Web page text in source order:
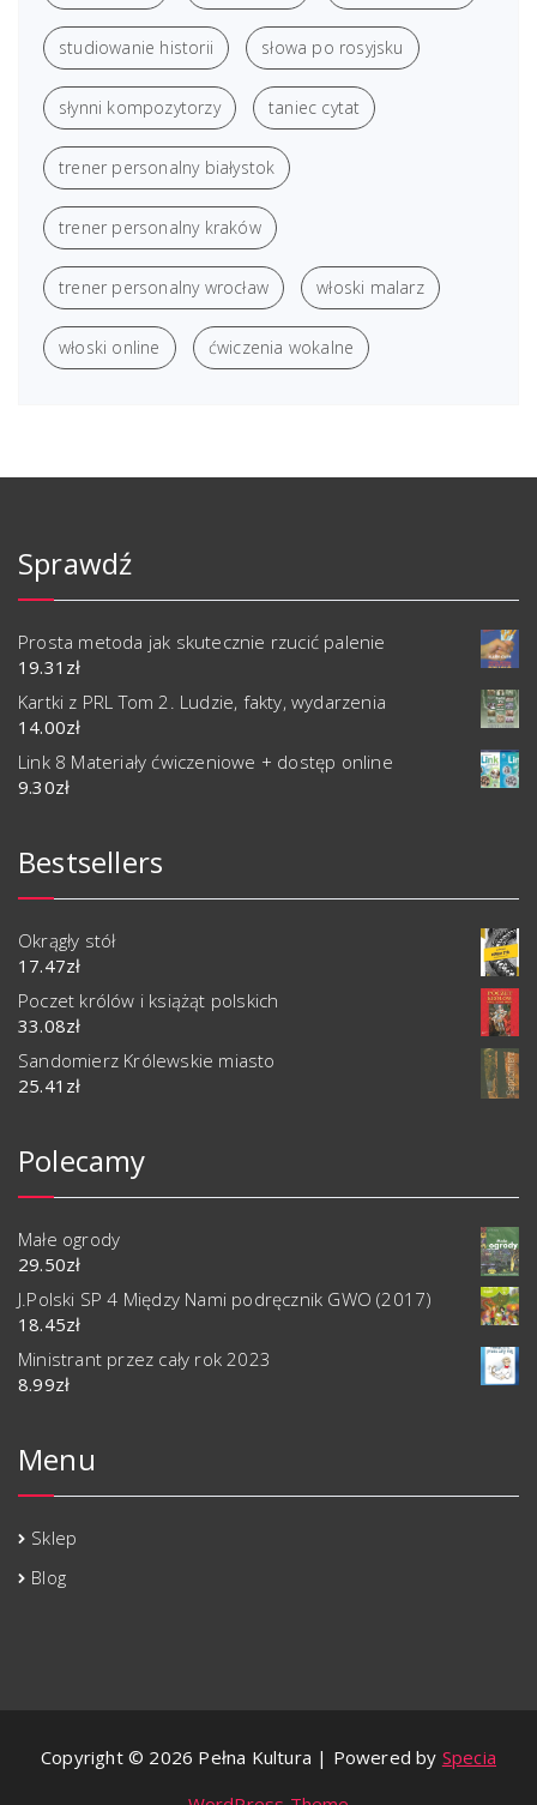
studiowanie historii słowa po rosyjsku
słynni kompozytorzy taniec cytat
trener personalny białystok
trener personalny kraków
trener personalny wrocław włoski malarz
włoski online ćwiczenia wokalne
Sprawdź
Prosta metoda jak skutecznie rzucić palenie
19.31 zł
Kartki z PRL Tom 2. Ludzie, fakty, wydarzenia
14.00zł
Link 8 Materiały ćwiczeniowe + dostęp online
9.30zł
Bestsellers
Okrągły stół
17.47zł
Poczet królów i książąt polskich
33.08zł
Sandomierz Królewskie miasto
25.41 zł
Polecamy
Małe ogrody
29.50zł
J.Polski SP 4 Między Nami podręcznik GWO (2017)
18.45zł
Ministrant przez cały rok 2023
8.99zł
Menu
Sklep
Blog
Copyright © 2026 Pełna Kultura | Powered by Specia